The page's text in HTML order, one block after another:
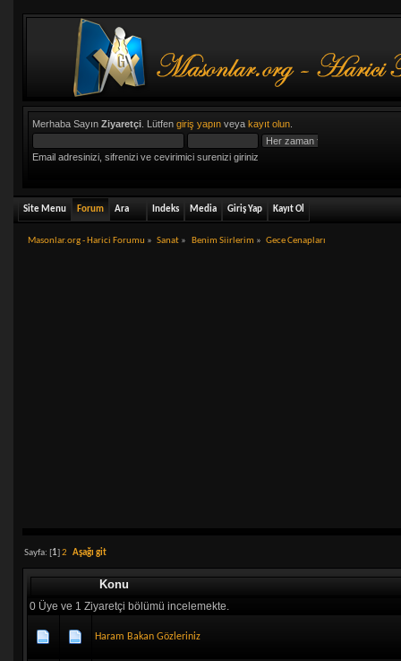
Merhaba Sayın Ziyaretçi. Lütfen giriş yapınveya kayıt olun.
Email adresinizi, sifrenizi ve cevirimici surenizi giriniz
Site Menu Forum Ara Indeks Media Giriş Yap Kayıt Ol
Masonlar.org - Harici Forumu » Sanat » Benim Siirlerim » Gece Cenapları
Sayfa: [1] 2 Aşağı git
Konu
0 Üye ve 1 Ziyaretçi bölümü incelemekte.
Haram Bakan Gözleriniz